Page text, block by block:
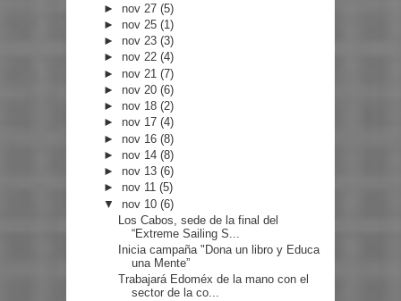
► nov 27(5)
► nov 25(1)
► nov 23(3)
► nov 22(4)
► nov 21(7)
► nov 20(6)
► nov 18(2)
► nov 17(4)
► nov 16(8)
► nov 14(8)
► nov 13(6)
► nov 11(5)
▼ nov 10(6)
Los Cabos, sede de la final del
“Extreme Sailing S...
Inicia campaña "Dona un libro y Educa
una Mente”
Trabajará Edoméx de la mano con el
sector de la co...